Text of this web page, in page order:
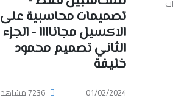
تصميمات محاسبية على
الاكسيل مجاناااا - الجزء
الثاني تصميم محمود
خليفة
01/02/2024 7236 مشاهدات